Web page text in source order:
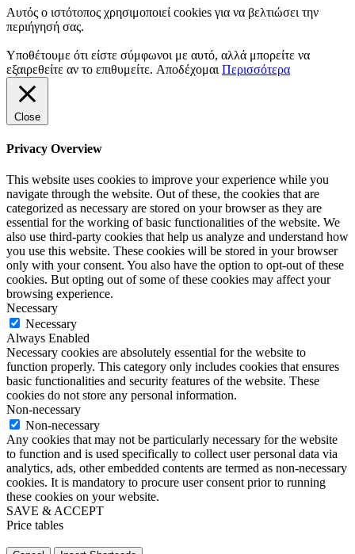
Αυτός ο ιστότοπος χρησιμοποιεί cookies για να βελτιώσει την
περιήγησή σας.
Υποθέτουμε ότι είστε σύμφωνοι με αυτό, αλλά μπορείτε να
εξαιρεθείτε αν το επιθυμείτε. Αποδέχομαι Περισσότερα
Close
Privacy Overview
This website uses cookies to improve your experience while you
navigate through the website. Out of these, the cookies that are
categorized as necessary are stored on your browser as they are
essential for the working of basic functionalities of the website. We
also use third-party cookies that help us analyze and understand how
you use this website. These cookies will be stored in your browser
only with your consent. You also have the option to opt-out of these
cookies. But opting out of some of these cookies may affect your
browsing experience.
Necessary
Necessary
Always Enabled
Necessary cookies are absolutely essential for the website to
function properly. This category only includes cookies that ensures
basic functionalities and security features of the website. These
cookies do not store any personal information.
Non-necessary
Non-necessary
Any cookies that may not be particularly necessary for the website
to function and is used specifically to collect user personal data via
analytics, ads, other embedded contents are termed as non-necessary
cookies. It is mandatory to procure user consent prior to running
these cookies on your website.
SAVE & ACCEPT
Price tables